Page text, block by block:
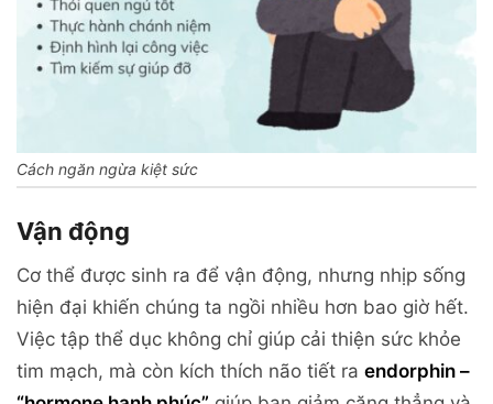
Cách ngăn ngừa kiệt sức
Vận động
Cơ thể được sinh ra để vận động, nhưng nhịp sống
hiện đại khiến chúng ta ngồi nhiều hơn bao giờ hết.
Việc tập thể dục không chỉ giúp cải thiện sức khỏe
tim mạch, mà còn kích thích não tiết ra endorphin –